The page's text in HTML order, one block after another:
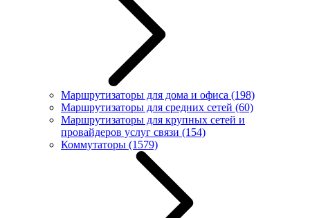
Маршрутизаторы для дома и офиса (198)
Маршрутизаторы для средних сетей (60)
Маршрутизаторы для крупных сетей и
провайдеров услуг связи (154)
Коммутаторы (1579)